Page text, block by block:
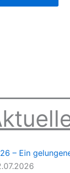
– Ein